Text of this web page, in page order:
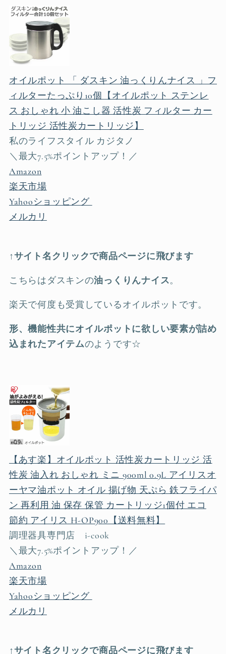
オイルポット 「 ダスキン 油っくりんナイス 」フ
ィルターたっぷり10個【オイルポット ステンレ
ス おしゃれ 小 油こし器 活性炭 フィルター カー
トリッジ 活性炭カートリッジ】
私のライフスタイル カジタノ
＼最大7.5%ポイントアップ！／
Amazon
楽天市場
Yahooショッピング
メルカリ
↑サイト名クリックで商品ページに飛びます
こちらはダスキンの油っくりんナイス。
楽天で何度も受賞しているオイルポットです。
形、機能性共にオイルポットに欲しい要素が詰め
込まれたアイテムのようです☆
【あす楽】オイルポット 活性炭カートリッジ 活
性炭 油入れ おしゃれ ミニ 900ml 0.9L アイリスオ
ーヤマ油ポット オイル 揚げ物 天ぷら 鉄フライパ
ン 再利用 油 保存 保管 カートリッジ1個付 エコ
節約 アイリス H-OP900【送料無料】
調理器具専門店 i-cook
＼最大7.5%ポイントアップ！／
Amazon
楽天市場
Yahooショッピング
メルカリ
↑サイト名クリックで商品ページに飛びます